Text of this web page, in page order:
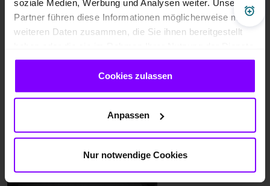
soziale Medien, Werbung und Analysen weiter. Unsere
Partner führen diese Informationen möglicherweise mit
weiteren Daten zusammen, die Sie ihnen bereitgestellt
gesammelt haben.
Cookies zulassen
Anpassen
Nur notwendige Cookies